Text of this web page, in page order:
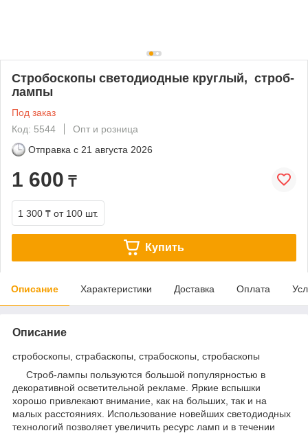
Cтробоскопы светодиодные круглый, строб-
лампы
Под заказ
Код: 5544
Опт и розница
Отправка с 21 августа 2026
1 600 ₸
1 300 ₸ от 100 шт.
Купить
Описание Характеристики Доставка Оплата
Описание
стробоскопы, страбаскопы, страбоскопы, стробаскопы
Строб-лампы пользуются большой популярностью в
декоративной осветительной рекламе. Яркие вспышки
хорошо привлекают внимание, как на больших, так и на
малых расстояниях. Использование новейших светодиодных
технологий позволяет увеличить ресурс ламп и в течении